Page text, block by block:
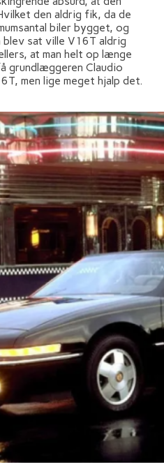
den aldrig fik, da de
biler bygget, og
sat ville V16T aldrig
at man helt op længe
grundlæggeren Claudio
men lige meget hjalp det.